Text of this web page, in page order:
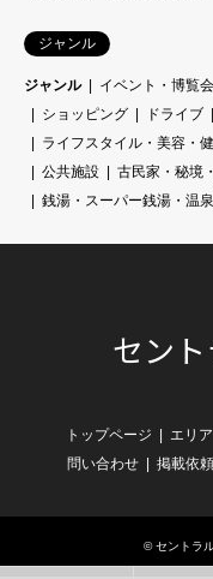
ジャンル
ジャンル イベント・博覧
ショッピング
ドライブ
ライフスタイル・美容・
公共施設
古民家・秘境
銭湯・スーパー銭湯・温
セン
トップページ エリア
問い合わせ
掲載依頼
©セントラ